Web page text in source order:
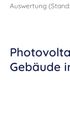
Auswertung
Gebäude